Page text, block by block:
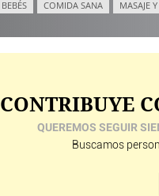
BEBÉS COMIDA SANA MASAJE
CONTRIBUYE
QUEREMOS SEGUIR
Buscamos